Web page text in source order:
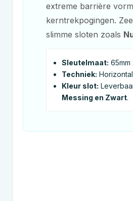
extreme barrière
kerntrekpogingen.
slimme sloten zoals
Sleutelmaat: 65mm
Techniek:
Kleur slot:
Messing en Zwart.